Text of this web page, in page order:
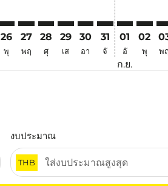
26
พุ
27
พฤ
28
ศุ
29
เส
30
อา
31
จั
01
อั
ก.ย.
02
พุ พฤ
งบประมาณ
THB